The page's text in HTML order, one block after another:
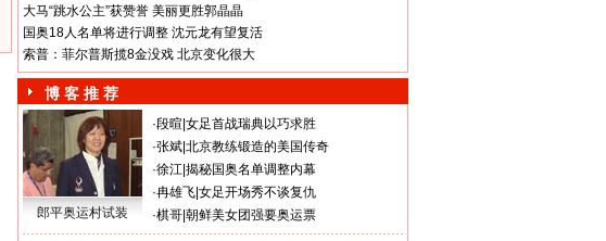
大马“跳水公主”获赞誉 美丽更胜郭晶晶
国奥18人名单将进行调整 沈元龙有望复活
索普：菲尔普斯揽8金没戏 北京变化很大
博 客 推 荐
郎平奥运村试装
·段暄 女足首战瑞典以巧求胜
·张斌 北京教练锻造的美国传奇
·徐江 揭秘国奥名单调整内幕
·冉雄飞 女足开场秀不谈复仇
·棋哥 朝鲜美女团强要奥运票